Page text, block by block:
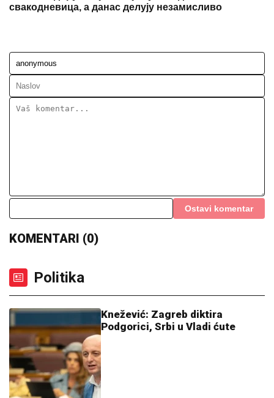
свакодневица, а данас делују незамисливо
Ostavi komentar
KOMENTARI (0)
Politika
Knežević: Zagreb diktira
Podgorici, Srbi u Vladi ćute